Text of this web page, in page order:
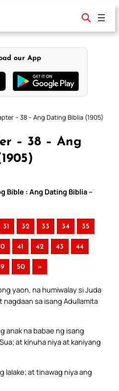
our App
– 38 – Ang Dating Biblia (1905)
– 38 – Ang
Bible : Ang Dating Biblia –
31 32 33 34 35
41 42 43 44
50 »
yaon, na humiwalay si Juda
nagdaan sa isang Adullamita
anak na babae ng isang
at kinuha niya at kaniyang
lalake; at tinawag niya ang